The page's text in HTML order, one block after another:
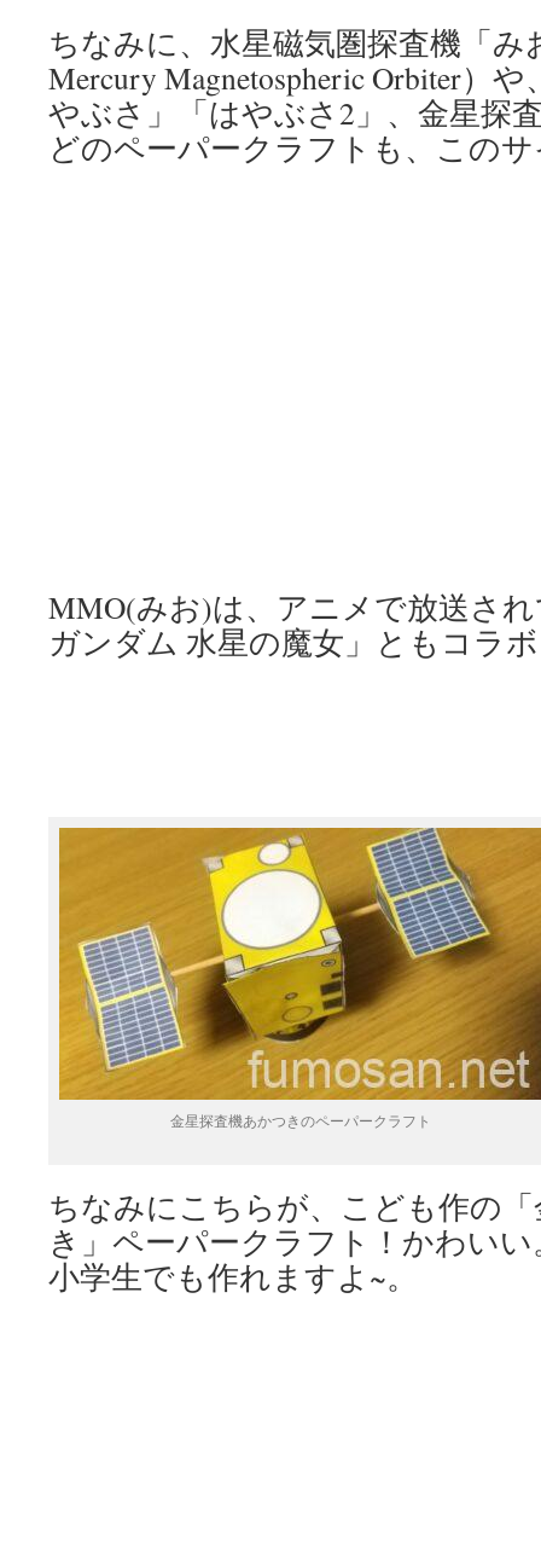
ちなみに、水星磁気圏探査機「み
Mercury Magnetospheric Orbiter）
やぶさ」「はやぶさ2」、金星探
どのペーパークラフトも、この
MMO(みお)は、アニメで放送さ
ガンダム 水星の魔女」ともコラ
金星探査機あかつきのペーパークラフト
ちなみにこちらが、こども作の
き」ペーパークラフト！かわいい
小学生でも作れますよ~。